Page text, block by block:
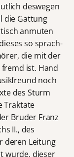
deswegen
die Gattung
anmuten
so sprach-
die mit der
ist. Hand
noch
des Sturm
Traktate
Bruder Franz
II., des
deren Leitung
wurde, dieser